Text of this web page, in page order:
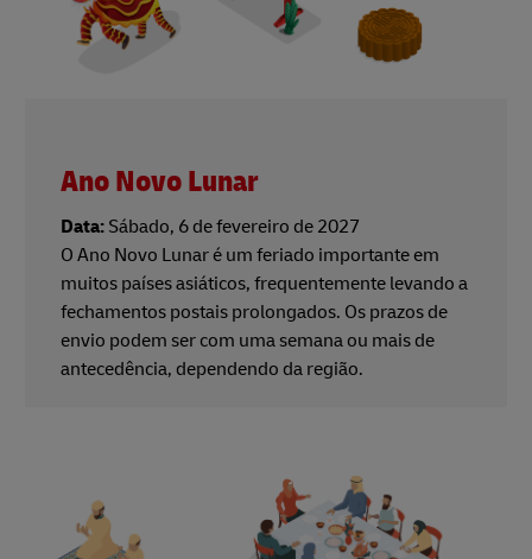
Ano Novo Lunar
Data: Sábado, 6 de fevereiro de 2027
O Ano Novo Lunar é um feriado importante em
muitos países asiáticos, frequentemente levando a
fechamentos postais prolongados. Os prazos de
envio podem ser com uma semana ou mais de
antecedência, dependendo da região.